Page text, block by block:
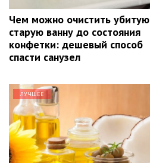
Чем можно очистить убитую
старую ванну до состояния
конфетки: дешевый способ
спасти санузел
ЛУЧШЕЕ